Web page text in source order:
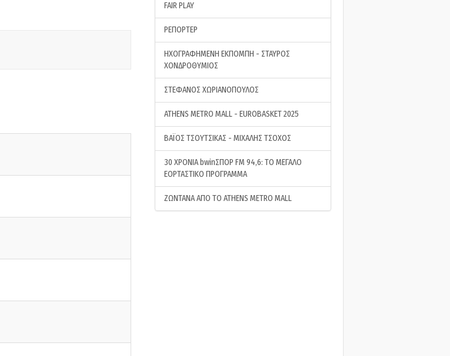
FAIR PLAY
ΡΕΠΟΡΤΕΡ
ΗΧΟΓΡΑΦΗΜΕΝΗ ΕΚΠΟΜΠΗ - ΣΤΑΥΡΟΣ
ΧΟΝΔΡΟΘΥΜΙΟΣ
ΣΤΕΦΑΝΟΣ ΧΩΡΙΑΝΟΠΟΥΛΟΣ
ATHENS METRO MALL - EUROBASKET 2025
ΒΑΪΟΣ ΤΣΟΥΤΣΙΚΑΣ - ΜΙΧΑΛΗΣ ΤΣΟΧΟΣ
30 ΧΡΟΝΙΑ bwinΣΠΟΡ FM 94,6: ΤΟ ΜΕΓΑΛΟ
ΕΟΡΤΑΣΤΙΚΟ ΠΡΟΓΡΑΜΜΑ
ΖΩΝΤΑΝΑ ΑΠΟ ΤΟ ATHENS METRO MALL